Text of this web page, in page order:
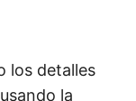
los detalles
la